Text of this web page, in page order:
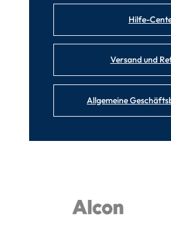
Hilfe-
Versand und
Allgemeine